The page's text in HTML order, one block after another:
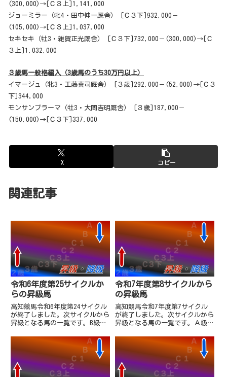
(300,000)→[Ｃ３上]1,141,000
ジョーミラー（牝4・田中伸一厩舎） [Ｃ３下]932,000－
(105,000)→[Ｃ３上]1,037,000
セキセキ（牡3・雑賀正光厩舎） [Ｃ３下]732,000－(300,000)→[Ｃ
３上]1,032,000
３歳馬一般格編入（3歳馬のうち30万円以上）
イマージュ（牝3・工藤真司厩舎） [３歳]292,000－(52,000)→[Ｃ３
下]344,000
モンサンブラーマ（牡3・大関吉明厩舎） [３歳]187,000－
(150,000)→[Ｃ３下]337,000
X コピー
関連記事
令和6年度第25サイクルか
らの昇級馬
高知競馬令和6年度第24サイクル
が終了しました。次サイクルから
昇級となる馬の一覧です。B級選
A級へ昇級となりました。また、
名古屋「スプリングカップ」に遠
征し2着のリケアカプチーノは自
己条件がC1級へ。準重賞「土...
令和7年度第8サイクルから
の昇級馬
高知競馬令和7年度第7サイクル
が終了しました。次サイクルから
昇級となる馬の一覧です。Ａ級
セージ（牡6・那俄性哲也厩
舎） 10,200,000－
(1,200,000)→11,400,000Ｂ級
（番組賞金700...